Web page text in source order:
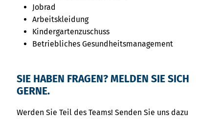
Jobrad
Arbeitskleidung
Kindergartenzuschuss
Betriebliches Gesundheitsmanagement
SIE HABEN FRAGEN? MELDEN SIE SICH
GERNE.
Werden Sie Teil des Teams! Senden Sie uns dazu